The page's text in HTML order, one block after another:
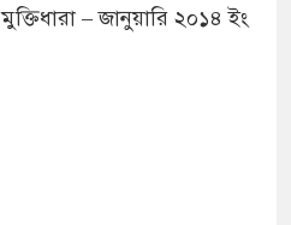
মুক্তিধারা – জানুয়ারি ২০১৪ ইং